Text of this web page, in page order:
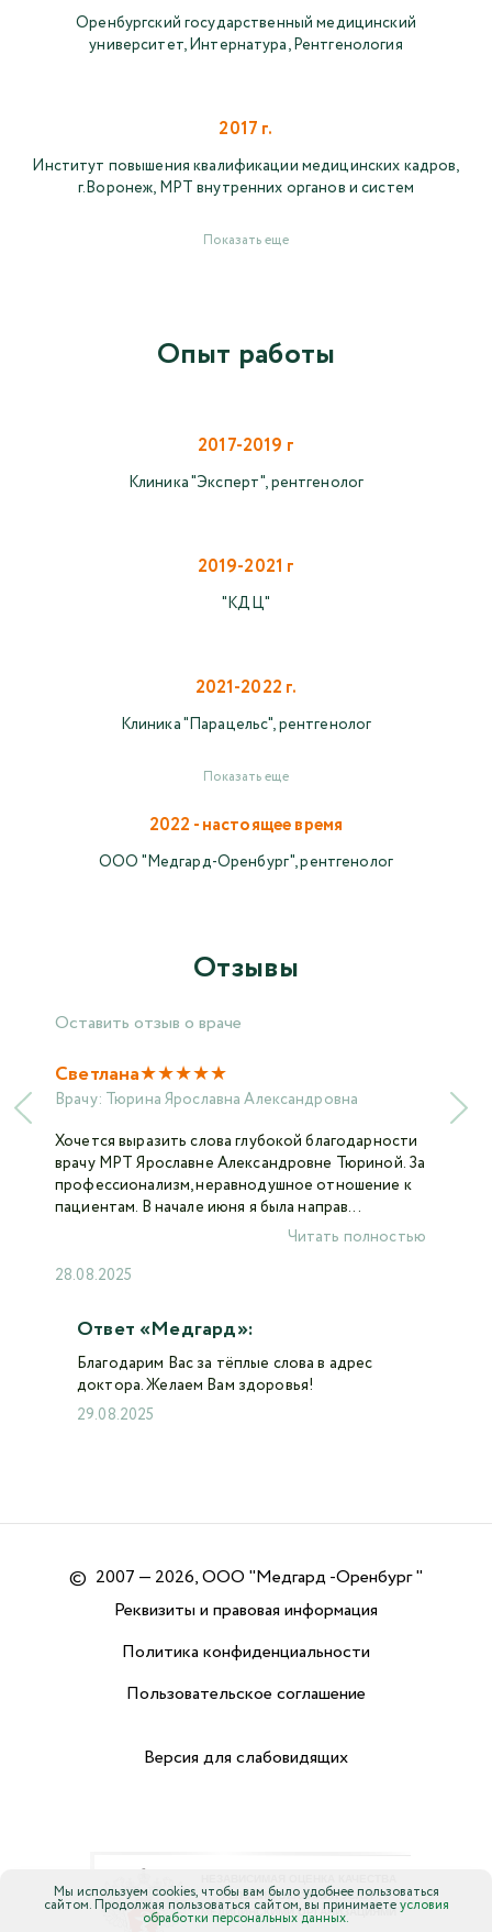
Оренбургский государственный медицинский
университет, Интернатура, Рентгенология
2017 г.
Институт повышения квалификации медицинских кадров,
г.Воронеж, МРТ внутренних органов и систем
Показать еще
Опыт работы
2017-2019 г
Клиника "Эксперт", рентгенолог
2019-2021 г
"КДЦ"
2021-2022 г.
Клиника "Парацельс", рентгенолог
Показать еще
2022 - настоящее время
ООО "Медгард-Оренбург", рентгенолог
Отзывы
Оставить отзыв о враче
Светлана★★★★★
Врачу: Тюрина Ярославна Александровна
Хочется выразить слова глубокой благодарности
врачу МРТ Ярославне Александровне Тюриной. За
профессионализм, неравнодушное отношение к
пациентам. В начале июня я была направ...
28.08.2025
Читать полностью
Ответ «Медгард»:
Благодарим Вас за тёплые слова в адрес
доктора. Желаем Вам здоровья!
29.08.2025
© 2007 — 2026, ООО "Медгард -Оренбург "
Реквизиты и правовая информация
Политика конфиденциальности
Пользовательское соглашение
Версия для слабовидящих
Мы используем cookies, чтобы вам было удобнее пользоваться
сайтом. Продолжая пользоваться сайтом, вы принимаетеусловия
обработки персональных данных.